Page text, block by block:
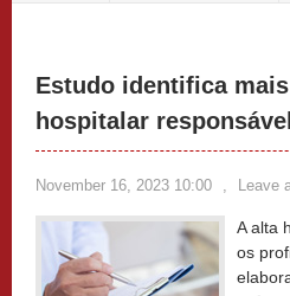
Estudo identifica
hospitalar responsável
November 16, 2023 10:00 , Leave
A alta
os